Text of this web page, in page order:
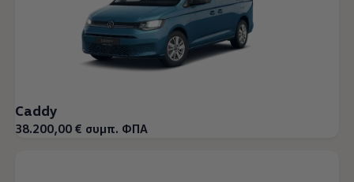
Caddy
38.200,00 € συμπ. ΦΠΑ